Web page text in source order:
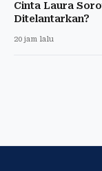
Cinta Laura
Ditelantarkan?
20 jam lalu